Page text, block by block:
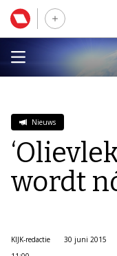
Nieuws
wordt
KIJK-redactie
30 juni 2015